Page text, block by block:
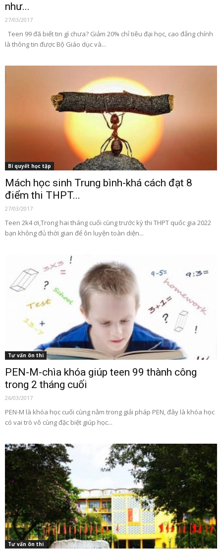
như...
27/03/2017
Teen 99 đã biết tin gì chưa? Giảm 20% chỉ tiêu đại học, cao đẳng chính
là thông tin được Bộ Giáo dục và...
Bí quyết học tập
Mách học sinh Trung bình-khá cách đạt 8
điểm thi THPT...
27/03/2017
Teen 2k4 ơi,Trong hai tháng cuối cùng trước kỳ thi THPT quốc gia 2022
bạn không đủ thời gian để ôn luyện toàn diện...
Tư vấn ôn thi
PEN-M-chìa khóa giúp teen 99 thành công
trong 2 tháng cuối
26/03/2017
PEN-M là khóa học cuối cùng nằm trong giải pháp PEN, đây là khóa học
có vai trò vô cùng đặc biệt giúp học...
Tư vấn ôn thi